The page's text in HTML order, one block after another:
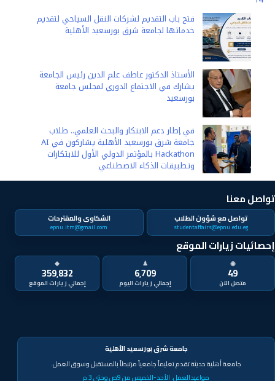
فتح باب التقديم لشركات النقل السياحي لتقديم
خدماتها لجامعة شرق بورسعيد الأهلية
الأستاذ الدكتور عاطف علم الدين رئيس الجامعة
يشارك في الاجتماع الدوري لمجلس جامعة
بورسعيد
في إطار دعم الابتكار والبحث العلمي.. طلاب
جامعة شرق بورسعيد الأهلية يشاركون في AI
Hackathon بالمؤتمر الدولي الأول للابتكارات
وتطبيقات الذكاء الاصطناعي
تواصل معنا
تواصل مع شؤون الطلاب
studentaffairs@epnu.edu.eg
الشكاوى والمقترحات
epnu.itm@gmail.com
إحصائيات زيارات الموقع
◉
49
متصل الآن
♟
6٬709
◆
359٬832
جامعة شرق بورسعيد الأهلية
جامعة أهلية حديثة تقدم تعليماً جامعياً مرتبطاً بالمستقبل وسوق العمل.
مواعيدالعمل: الأحد-الخميس من 9ص وحتى 3 م